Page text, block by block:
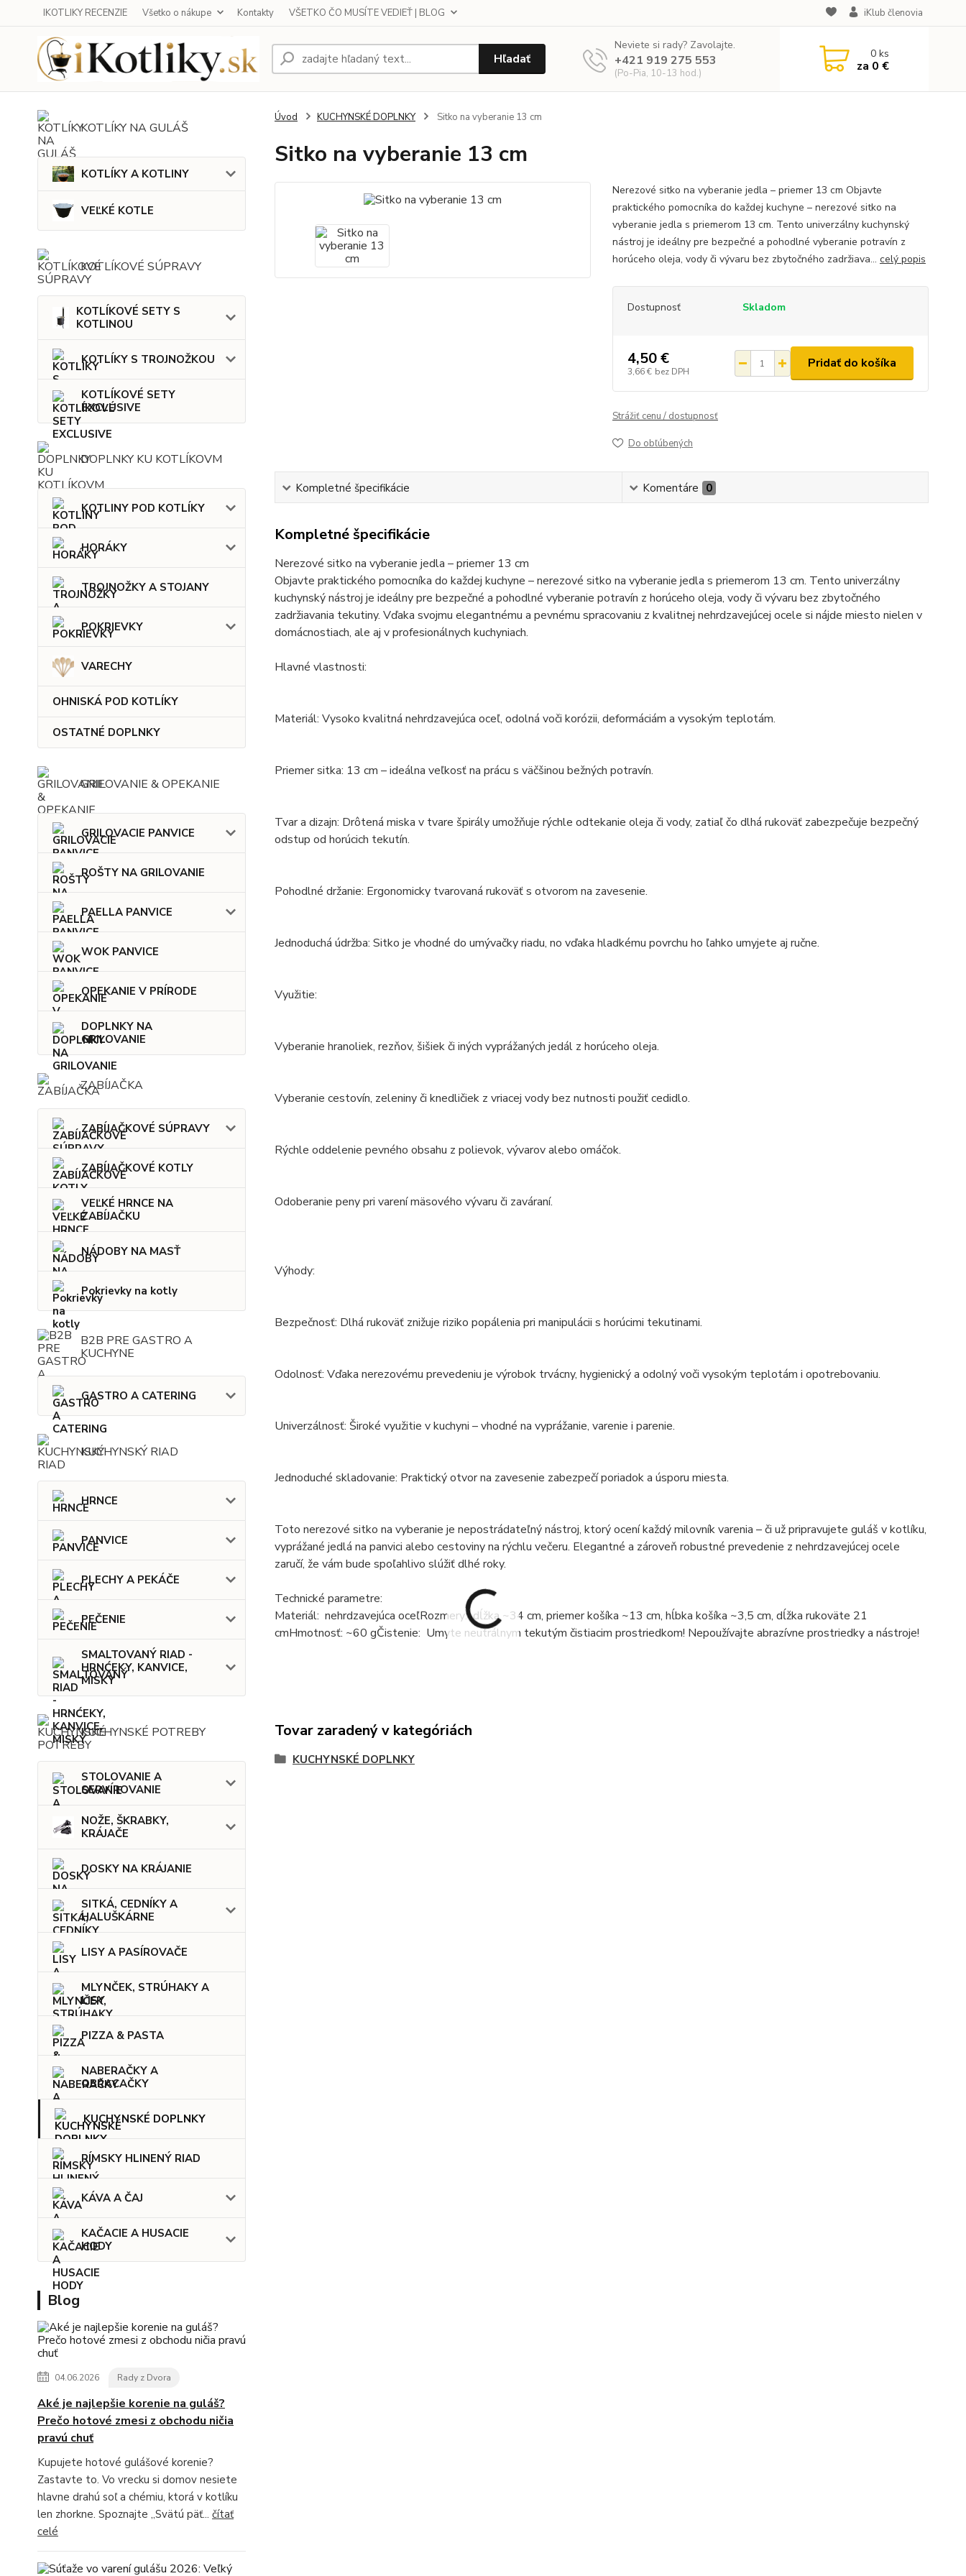
IKOTLIKY RECENZIE Všetko o nákupe Kontakty VŠETKO ČO MUSÍTE VEDIEŤ | BLOG iKlub členovia
Hľadať
Neviete si rady? Zavolajte.
+421 919 275 553
(Po-Pia, 10-13 hod.)
0ks
za 0 €
KOTLÍKY NA GULÁŠ
KOTLÍKY A KOTLINY
VEĽKÉ KOTLE
KOTLÍKOVÉ SÚPRAVY
KOTLÍKOVÉ SETY S
KOTLINOU
KOTLÍKY S TROJNOŽKOU
KOTLÍKOVÉ SETY
EXCLUSIVE
DOPLNKY KU KOTLÍKOVM
KOTLINY POD KOTLÍKY
HORÁKY
TROJNOŽKY A STOJANY
POKRIEVKY
VARECHY
OHNISKÁ POD KOTLÍKY
OSTATNÉ DOPLNKY
GRILOVANIE & OPEKANIE
GRILOVACIE PANVICE
ROŠTY NA GRILOVANIE
PAELLA PANVICE
WOK PANVICE
OPEKANIE V PRÍRODE
DOPLNKY NA
GRILOVANIE
ZABÍJAČKA
ZABÍJAČKOVÉ SÚPRAVY
ZABÍJAČKOVÉ KOTLY
VEĽKÉ HRNCE NA
ZABÍJAČKU
NÁDOBY NA MASŤ
Pokrievky na kotly
B2B PRE GASTRO A
KUCHYNE
GASTRO A CATERING
KUCHYNSKÝ RIAD
HRNCE
PANVICE
PLECHY A PEKÁČE
PEČENIE
SMALTOVANÝ RIAD -
HRNĆEKY, KANVICE,
MISKY
KUCHYNSKÉ POTREBY
STOLOVANIE A
SERVÍROVANIE
NOŽE, ŠKRABKY,
KRÁJAČE
DOSKY NA KRÁJANIE
SITKÁ, CEDNÍKY A
HALUŠKÁRNE
LISY A PASÍROVAČE
MLYNČEK, STRÚHAKY A
LISY
PIZZA & PASTA
NABERAČKY A
OBRACAČKY
KUCHYNSKÉ DOPLNKY
RÍMSKY HLINENÝ RIAD
KÁVA A ČAJ
KAČACIE A HUSACIE
HODY
Blog
04.06.2026 Rady z Dvora
Aké je najlepšie korenie na guláš?
Prečo hotové zmesi z obchodu ničia
pravú chuť
Kupujete hotové gulášové korenie?
Zastavte to. Vo vrecku si domov nesiete
hlavne drahú soľ a chémiu, ktorá v kotlíku
len zhorkne. Spoznajte „Svätú päť... čítať
celé
Úvod KUCHYNSKÉ DOPLNKY Sitko na vyberanie 13 cm
Sitko na vyberanie 13 cm
Nerezové sitko na vyberanie jedla – priemer 13 cm Objavte
praktického pomocníka do každej kuchyne – nerezové sitko na
vyberanie jedla s priemerom 13 cm. Tento univerzálny kuchynský
nástroj je ideálny pre bezpečné a pohodlné vyberanie potravín z
horúceho oleja, vody či vývaru bez zbytočného zadržiava... celý popis
Dostupnosť Skladom
4,50 €
3,66 € bez DPH
Pridať do košíka
Strážiť cenu / dostupnosť
Do obľúbených
Kompletné špecifikácie Komentáre 0
Kompletné špecifikácie
Nerezové sitko na vyberanie jedla – priemer 13 cm
Objavte praktického pomocníka do každej kuchyne – nerezové sitko na vyberanie jedla s priemerom 13 cm. Tento univerzálny
kuchynský nástroj je ideálny pre bezpečné a pohodlné vyberanie potravín z horúceho oleja, vody či vývaru bez zbytočného
zadržiavania tekutiny. Vďaka svojmu elegantnému a pevnému spracovaniu z kvalitnej nehrdzavejúcej ocele si nájde miesto nielen v
domácnostiach, ale aj v profesionálnych kuchyniach.
Hlavné vlastnosti:
Materiál: Vysoko kvalitná nehrdzavejúca oceľ, odolná voči korózii, deformáciám a vysokým teplotám.
Priemer sitka: 13 cm – ideálna veľkosť na prácu s väčšinou bežných potravín.
Tvar a dizajn: Drôtená miska v tvare špirály umožňuje rýchle odtekanie oleja či vody, zatiaľ čo dlhá rukoväť zabezpečuje bezpečný
odstup od horúcich tekutín.
Pohodlné držanie: Ergonomicky tvarovaná rukoväť s otvorom na zavesenie.
Jednoduchá údržba: Sitko je vhodné do umývačky riadu, no vďaka hladkému povrchu ho ľahko umyjete aj ručne.
Využitie:
Vyberanie hranoliek, rezňov, šišiek či iných vyprážaných jedál z horúceho oleja.
Vyberanie cestovín, zeleniny či knedličiek z vriacej vody bez nutnosti použiť cedidlo.
Rýchle oddelenie pevného obsahu z polievok, vývarov alebo omáčok.
Odoberanie peny pri varení mäsového vývaru či zaváraní.
Výhody:
Bezpečnosť: Dlhá rukoväť znižuje riziko popálenia pri manipulácii s horúcimi tekutinami.
Odolnosť: Vďaka nerezovému prevedeniu je výrobok trvácny, hygienický a odolný voči vysokým teplotám i opotrebovaniu.
Univerzálnosť: Široké využitie v kuchyni – vhodné na vyprážanie, varenie i parenie.
Jednoduché skladovanie: Praktický otvor na zavesenie zabezpečí poriadok a úsporu miesta.
Toto nerezové sitko na vyberanie je nepostrádateľný nástroj, ktorý ocení každý milovník varenia – či už pripravujete guláš v kotlíku,
vyprážané jedlá na panvici alebo cestoviny na rýchlu večeru. Elegantné a zároveň robustné prevedenie z nehrdzavejúcej ocele
zaručí, že vám bude spoľahlivo slúžiť dlhé roky.
Technické parametre:
Materiál: nehrdzavejúca oceľRozmery: dĺžka ~34 cm, priemer košíka ~13 cm, hĺbka košíka ~3,5 cm, dĺžka rukoväte 21
cmHmotnosť: ~60 gČistenie: Umyte neutrálnym tekutým čistiacim prostriedkom! Nepoužívajte abrazívne prostriedky a nástroje!
Tovar zaradený v kategóriách
KUCHYNSKÉ DOPLNKY